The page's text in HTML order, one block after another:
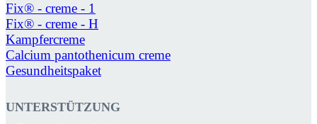
Fix® - creme - 1
Fix® - creme - H
Kampfercreme
Calcium pantothenicum creme
Gesundheitspaket
UNTERSTÜTZUNG